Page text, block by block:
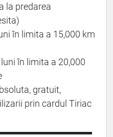
la predarea
în limita a 15,000 km
în limita a 20,000
gratuit,
prin cardul Tiriac